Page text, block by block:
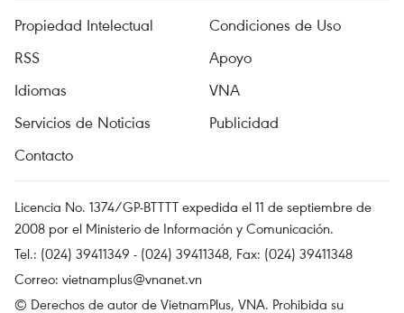
Propiedad Intelectual
Condiciones de Uso
RSS
Apoyo
Idiomas
VNA
Servicios de Noticias
Publicidad
Contacto
Licencia No. 1374/GP-BTTTT expedida el 11 de septiembre de
2008 por el Ministerio de Información y Comunicación.
Tel.: (024) 39411349 - (024) 39411348, Fax: (024) 39411348
Correo: vietnamplus@vnanet.vn
© Derechos de autor de VietnamPlus, VNA. Prohibida su